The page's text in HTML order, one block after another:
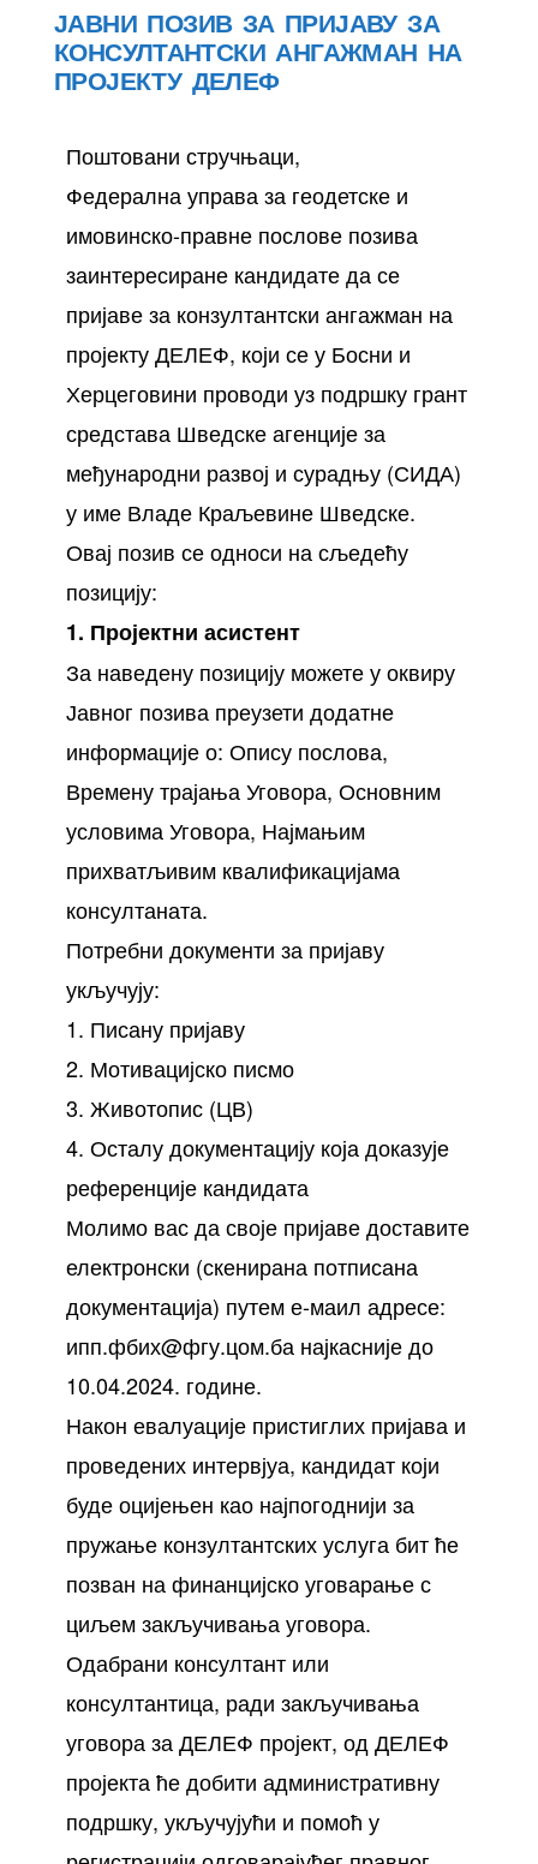
ЈАВНИ ПОЗИВ ЗА ПРИЈАВУ ЗА
КОНСУЛТАНТСКИ АНГАЖМАН НА
ПРОЈЕКТУ ДЕЛЕФ
Поштовани стручњаци,
Федерална управа за геодетске и
имовинско-правне послове позива
заинтересиране кандидате да се
пријаве за конзултантски ангажман на
пројекту ДЕЛЕФ, који се у Босни и
Херцеговини проводи уз подршку грант
средстава Шведске агенције за
међународни развој и сурадњу (СИДА)
у име Владе Краљевине Шведске.
Овај позив се односи на сљедећу
позицију:
1. Пројектни асистент
За наведену позицију можете у оквиру
Јавног позива преузети додатне
информације о: Опису послова,
Времену трајања Уговора, Основним
условима Уговора, Најмањим
прихватљивим квалификацијама
консултаната.
Потребни документи за пријаву
укључују:
1. Писану пријаву
2. Мотивацијско писмо
3. Животопис (ЦВ)
4. Осталу документацију која доказује
референције кандидата
Молимо вас да своје пријаве доставите
електронски (скенирана потписана
документација) путем е-маил адресе:
ипп.фбих@фгу.цом.ба најкасније до
10.04.2024. године.
Након евалуације пристиглих пријава и
проведених интервјуа, кандидат који
буде оцијењен као најпогоднији за
пружање конзултантских услуга бит ће
позван на финанцијско уговарање с
циљем закључивања уговора.
Одабрани консултант или
консултантица, ради закључивања
уговора за ДЕЛЕФ пројект, од ДЕЛЕФ
пројекта ће добити административну
подршку, укључујући и помоћ у